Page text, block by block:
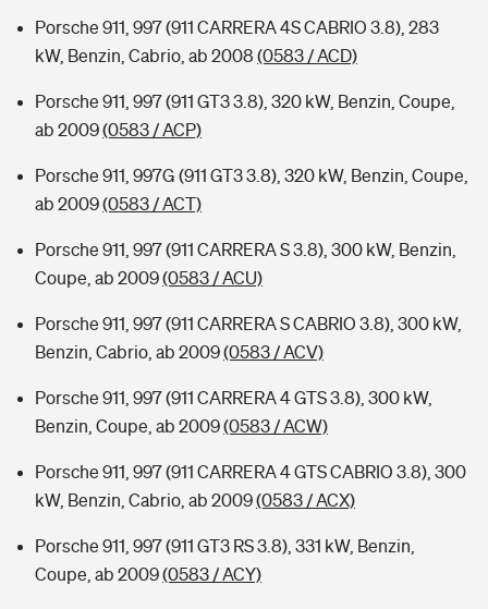
Porsche 911, 997 (911 CARRERA 4S CABRIO 3.8), 283
kW, Benzin, Cabrio, ab 2008 (0583 / ACD)
Porsche 911, 997 (911 GT3 3.8), 320 kW, Benzin, Coupe,
ab 2009(0583 / ACP)
Porsche 911, 997G (911 GT3 3.8), 320 kW, Benzin, Coupe,
ab 2009(0583 / ACT)
Porsche 911, 997 (911 CARRERA S 3.8), 300 kW, Benzin,
Coupe, ab 2009(0583 / ACU)
Porsche 911, 997 (911 CARRERA S CABRIO 3.8), 300 kW,
Benzin, Cabrio, ab 2009(0583 / ACV)
Porsche 911, 997 (911 CARRERA 4 GTS 3.8), 300 kW,
Benzin, Coupe, ab 2009(0583 / ACW)
Porsche 911, 997 (911 CARRERA 4 GTS CABRIO 3.8), 300
kW, Benzin, Cabrio, ab 2009(0583 / ACX)
Porsche 911, 997 (911 GT3 RS 3.8), 331 kW, Benzin,
Coupe, ab 2009(0583 / ACY)